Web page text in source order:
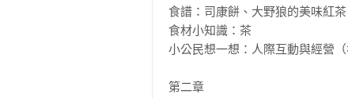
．陳家盈／翻轉讀書繪文學工作坊
．陳秭璇／Irene的美西灶腳
．番紅花／作家
．顏銘新／小茉莉親子共讀
食譜：司康餅、大野狼的美味紅茶
食材小知識：茶
小公民想一想：人際互動與經營（
第二章